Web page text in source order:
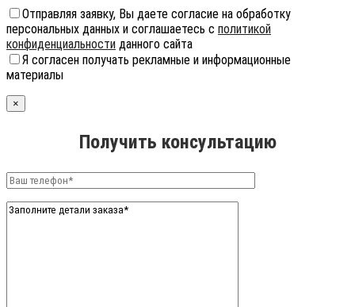
Отправляя заявку, Вы даете согласие на обработку
персональных данных и соглашаетесь с политикой
конфиденциальности данного сайта
Я согласен получать рекламные и информационные
материалы
×
Получить консультацию